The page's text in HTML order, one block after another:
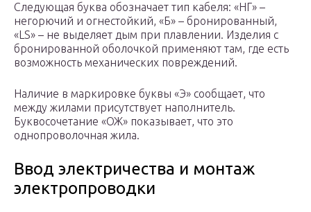
Следующая буква обозначает тип кабеля: «НГ» –
негорючий и огнестойкий, «Б» – бронированный,
«LS» – не выделяет дым при плавлении. Изделия с
бронированной оболочкой применяют там, где есть
возможность механических повреждений.
Наличие в маркировке буквы «Э» сообщает, что
между жилами присутствует наполнитель.
Буквосочетание «ОЖ» показывает, что это
однопроволочная жила.
Ввод электричества и монтаж
электропроводки